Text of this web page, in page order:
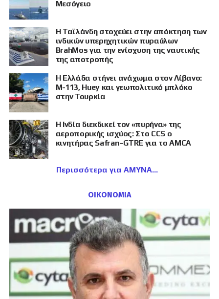
Μεσόγειο
Η Ταϊλάνδη στοχεύει στην απόκτηση των
ινδικών υπερηχητικών πυραύλων
BrahMos για την ενίσχυση της ναυτικής
της αποτροπής
Η Ελλάδα στήνει ανάχωμα στον Λίβανο:
M-113, Huey και γεωπολιτικό μπλόκο
στην Τουρκία
Η Ινδία διεκδικεί τον «πυρήνα» της
αεροπορικής ισχύος: Στο CCS ο
κινητήρας Safran–GTRE για το AMCA
Περισσότερα για ΑΜΥΝΑ
ΟΙΚΟΝΟΜΙΑ